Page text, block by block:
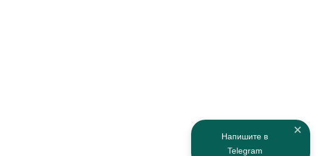
Напишите в
Telegram